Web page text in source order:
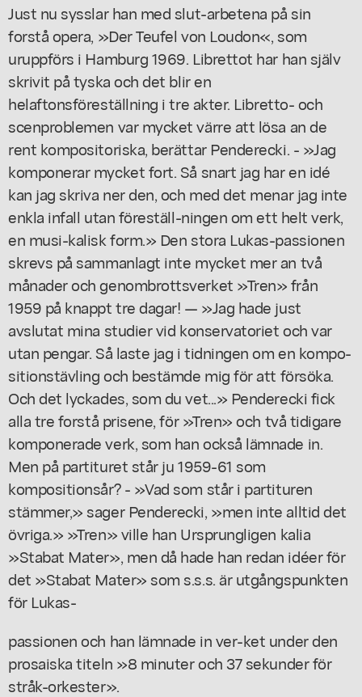
Just nu sysslar han med slut-arbetena på sin
forstå opera, »Der Teufel von Loudon«, som
uruppförs i Hamburg 1969. Librettot har han själv
skrivit på tyska och det blir en
helaftonsföreställning i tre akter. Libretto- och
scenproblemen var mycket värre att lösa an de
rent kompositoriska, berättar Penderecki. - »Jag
komponerar mycket fort. Så snart jag har en idé
kan jag skriva ner den, och med det menar jag inte
enkla infall utan föreställ-ningen om ett helt verk,
en musi-kalisk form.» Den stora Lukas-passionen
skrevs på sammanlagt inte mycket mer an två
månader och genombrottsverket »Tren» från
1959 på knappt tre dagar! — »Jag hade just
avslutat mina studier vid konservatoriet och var
utan pengar. Så laste jag i tidningen om en kompo-
sitionstävling och bestämde mig för att försöka.
Och det lyckades, som du vet...» Penderecki fick
alla tre forstå prisene, för »Tren» och två tidigare
komponerade verk, som han också lämnade in.
Men på partituret står ju 1959-61 som
kompositionsår? - »Vad som står i partituren
stämmer,» sager Penderecki, »men inte alltid det
övriga.» »Tren» ville han Ursprungligen kalia
»Stabat Mater», men då hade han redan idéer för
det »Stabat Mater» som s.s.s. är utgångspunkten
för Lukas-
passionen och han lämnade in ver-ket under den
prosaiska titeln »8 minuter och 37 sekunder för
stråk-orkester».